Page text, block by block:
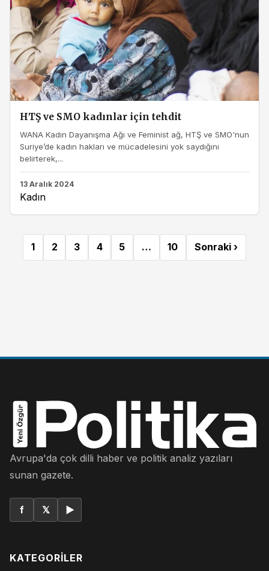
HTŞ ve SMO kadınlar için tehdit
WANA Kadın Dayanışma Ağı ve Feminist ağ, HTŞ ve SMO'nun
Suriye’de kadın hakları ve mücadelesini yok saydığını
belirterek,...
13 Aralık 2024
Kadın
1 2 3 4 5 … 10 Sonraki ›
Avrupa'da çok dilli haber ve politik analiz yazıları
sunan gazete.
f 𝕏 ▶
KATEGORILER